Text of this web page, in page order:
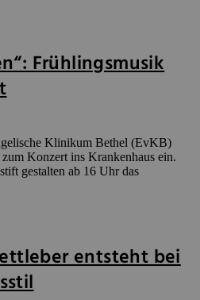
Frühlingsmusik
Klinikum Bethel (EvKB)
Konzert ins Krankenhaus ein.
gestalten ab 16 Uhr das
entsteht bei